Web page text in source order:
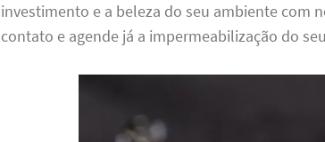
investimento e a beleza do seu ambiente com
contato e agende já a impermeabilização do